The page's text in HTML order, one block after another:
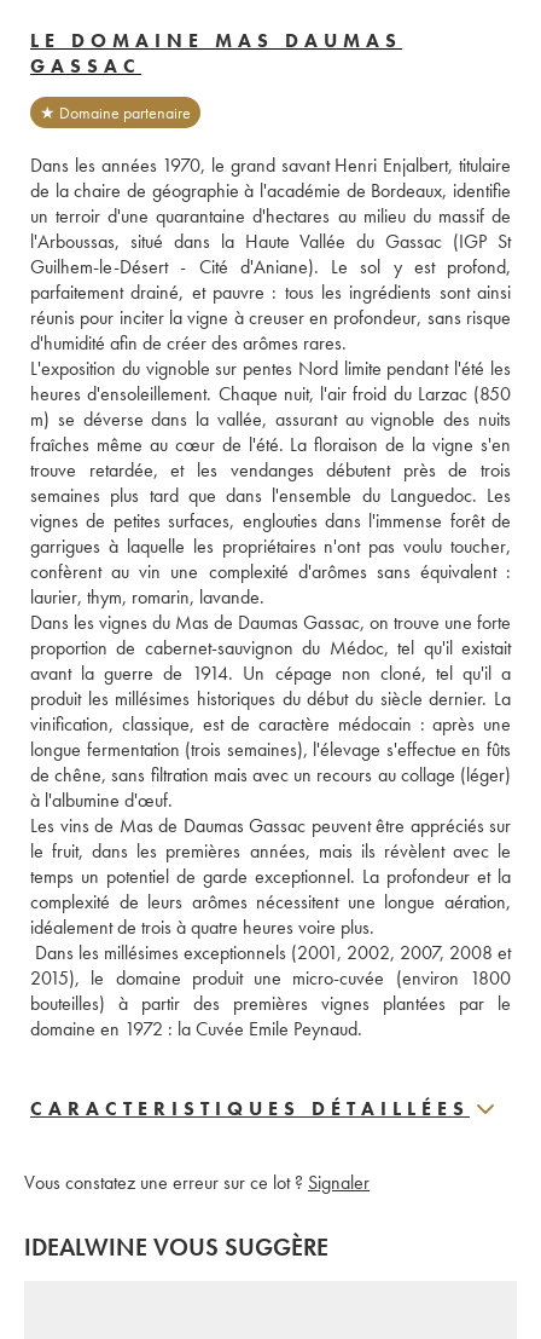
LE DOMAINE MAS DAUMAS
GASSAC
★ Domaine partenaire
Dans les années 1970, le grand savant Henri Enjalbert, titulaire
de la chaire de géographie à l'académie de Bordeaux, identifie
un terroir d'une quarantaine d'hectares au milieu du massif de
l'Arboussas, situé dans la Haute Vallée du Gassac (IGP St
Guilhem-le-Désert - Cité d'Aniane). Le sol y est profond,
parfaitement drainé, et pauvre : tous les ingrédients sont ainsi
réunis pour inciter la vigne à creuser en profondeur, sans risque
d'humidité afin de créer des arômes rares.
L'exposition du vignoble sur pentes Nord limite pendant l'été les
heures d'ensoleillement. Chaque nuit, l'air froid du Larzac (850
m) se déverse dans la vallée, assurant au vignoble des nuits
fraîches même au cœur de l'été. La floraison de la vigne s'en
trouve retardée, et les vendanges débutent près de trois
semaines plus tard que dans l'ensemble du Languedoc. Les
vignes de petites surfaces, englouties dans l'immense forêt de
garrigues à laquelle les propriétaires n'ont pas voulu toucher,
confèrent au vin une complexité d'arômes sans équivalent :
laurier, thym, romarin, lavande.
Dans les vignes du Mas de Daumas Gassac, on trouve une forte
proportion de cabernet-sauvignon du Médoc, tel qu'il existait
avant la guerre de 1914. Un cépage non cloné, tel qu'il a
produit les millésimes historiques du début du siècle dernier. La
vinification, classique, est de caractère médocain : après une
longue fermentation (trois semaines), l'élevage s'effectue en fûts
de chêne, sans filtration mais avec un recours au collage (léger)
à l'albumine d'œuf.
Les vins de Mas de Daumas Gassac peuvent être appréciés sur
le fruit, dans les premières années, mais ils révèlent avec le
temps un potentiel de garde exceptionnel. La profondeur et la
complexité de leurs arômes nécessitent une longue aération,
idéalement de trois à quatre heures voire plus.
Dans les millésimes exceptionnels (2001, 2002, 2007, 2008 et
2015), le domaine produit une micro-cuvée (environ 1800
bouteilles) à partir des premières vignes plantées par le
domaine en 1972 : la Cuvée Emile Peynaud.
CARACTERISTIQUES DÉTAILLÉES
Vous constatez une erreur sur ce lot ? Signaler
IDEALWINE VOUS SUGGÈRE